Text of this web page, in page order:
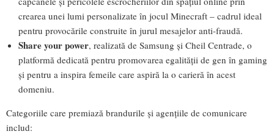
crearea unei lumi personalizate în jocul Minecraft – cadrul ideal
pentru provocările construite în jurul mesajelor anti-fraudă.
Share your power, realizată de Samsung și Cheil Centrade, o
platformă dedicată pentru promovarea egalității de gen în gaming
și pentru a inspira femeile care aspiră la o carieră în acest
domeniu.
Categoriile care premiază brandurile și agențiile de comunicare
includ: